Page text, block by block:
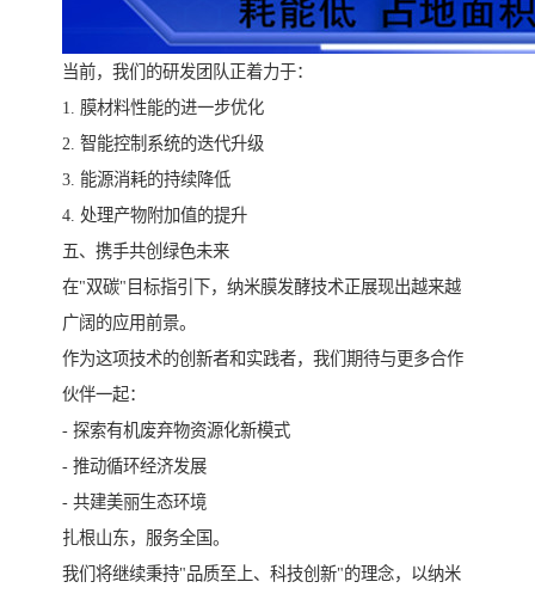
当前，我们的研发团队正着力于：
1. 膜材料性能的进一步优化
2. 智能控制系统的迭代升级
3. 能源消耗的持续降低
4. 处理产物附加值的提升
五、携手共创绿色未来
在"双碳"目标指引下，纳米膜发酵技术正展现出越来越
广阔的应用前景。
作为这项技术的创新者和实践者，我们期待与更多合作
伙伴一起：
- 探索有机废弃物资源化新模式
- 推动循环经济发展
- 共建美丽生态环境
扎根山东，服务全国。
我们将继续秉持"品质至上、科技创新"的理念，以纳米